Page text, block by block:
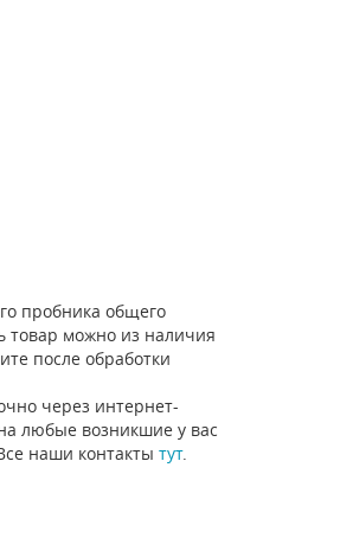
пробника общего
товар можно из наличия
после обработки
через интернет-
любые возникшие у вас
Все наши контакты тут.